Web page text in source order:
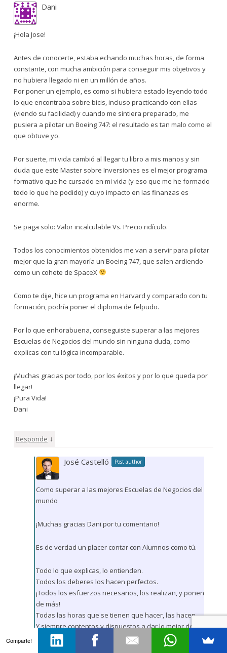
Dani
¡Hola Jose!
Antes de conocerte, estaba echando muchas horas, de forma
constante, con mucha ambición para conseguir mis objetivos y
no hubiera llegado ni en un millón de años.
Por poner un ejemplo, es como si hubiera estado leyendo todo
lo que encontraba sobre bicis, incluso practicando con ellas
(viendo su facilidad) y cuando me sintiera preparado, me
pusiera a pilotar un Boeing 747: el resultado es tan malo como el
que obtuve yo.
Por suerte, mi vida cambió al llegar tu libro a mis manos y sin
duda que este Master sobre Inversiones es el mejor programa
formativo que he cursado en mi vida (y eso que me he formado
todo lo que he podido) y cuyo impacto en las finanzas es
enorme.
Se paga solo: Valor incalculable Vs. Precio ridículo.
Todos los conocimientos obtenidos me van a servir para pilotar
mejor que la gran mayoría un Boeing 747, que salen ardiendo
como un cohete de SpaceX
Como te dije, hice un programa en Harvard y comparado con tu
formación, podría poner el diploma de felpudo.
Por lo que enhorabuena, conseguiste superar a las mejores
Escuelas de Negocios del mundo sin ninguna duda, como
explicas con tu lógica incomparable.
¡Muchas gracias por todo, por los éxitos y por lo que queda por
llegar!
¡Pura Vida!
Dani
Responde ↓
José Castelló Post author
Como superar a las mejores Escuelas de Negocios del
mundo
¡Muchas gracias Dani por tu comentario!
Es de verdad un placer contar con Alumnos como tú.
Todo lo que explicas, lo entienden.
Todos los deberes los hacen perfectos.
¡Todos los esfuerzos necesarios, los realizan, y ponen
de más!
Todas las horas que se tienen que hacer, las hacen.
Y siempre contentos y dispuestos a dar lo mejor de sí
mismos en todo momento.
Comparte!